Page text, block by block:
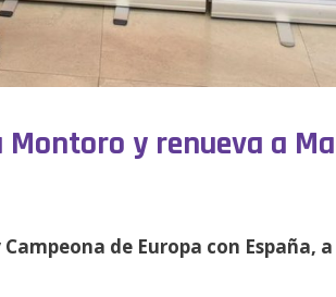
y renueva a
de Europa con España, a